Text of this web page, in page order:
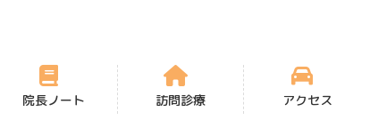
院長ノート 訪問診療 アクセス